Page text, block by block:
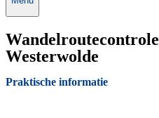
Westerwolde
Praktische informatie